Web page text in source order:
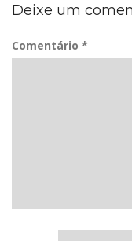
Deixe um
Comentário *